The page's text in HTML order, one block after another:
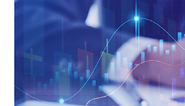
你可以直接申请减资，如果你的
减资就可以了，不用交税。第二
1000万，剩下